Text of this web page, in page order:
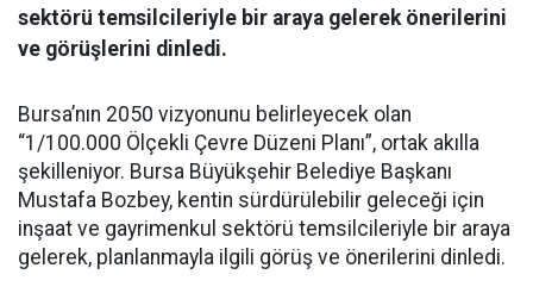
sektörü temsilcileriyle bir araya gelerek önerilerini
ve görüşlerini dinledi.
Bursa’nın 2050 vizyonunu belirleyecek olan
“1/100.000 Ölçekli Çevre Düzeni Planı”, ortak akılla
şekilleniyor. Bursa Büyükşehir Belediye Başkanı
Mustafa Bozbey, kentin sürdürülebilir geleceği için
inşaat ve gayrimenkul sektörü temsilcileriyle bir araya
gelerek, planlanmayla ilgili görüş ve önerilerini dinledi.